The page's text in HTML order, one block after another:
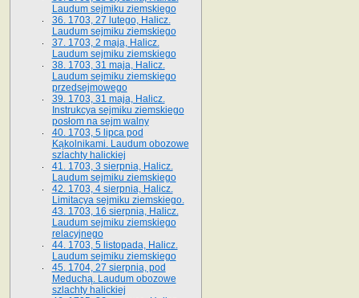
Laudum sejmiku ziemskiego
36. 1703, 27 lutego, Halicz.
Laudum sejmiku ziemskiego
37. 1703, 2 maja, Halicz.
Laudum sejmiku ziemskiego
38. 1703, 31 maja, Halicz.
Laudum sejmiku ziemskiego
przedsejmowego
39. 1703, 31 maja, Halicz.
Instrukcya sejmiku ziemskiego
posłom na sejm walny
40. 1703, 5 lipca pod
Kąkolnikami. Laudum obozowe
szlachty halickiej
41­. 1703, 3 sierpnia, Halicz.
Laudum sejmiku ziemskiego
42. 1703, 4 sierpnia, Halicz.
Limitacya sejmiku ziemskiego.
43. 1703, 16 sierpnia, Halicz.
Laudum sejmiku ziemskiego
relacyjnego
44. 1703, 5 listopada, Halicz.
Laudum sejmiku ziemskiego
45. 1704, 27 sierpnia, pod
Meduchą. Laudum obozowe
szlachty halickiej